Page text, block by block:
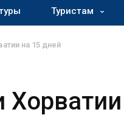
Туристам
на 15 дней